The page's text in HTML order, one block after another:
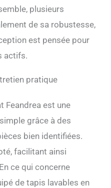
en machine [Stable
Doté de pieds
et d’un kit anti-
ce griffoir est
même sur un sol
irrégulier. Fixé
de sécurité pour vous
oranges qui
les chats, cette
de jeu pour chats est
livrée avec 2
blancs de
plusieurs
de sa robustesse,
est pensée pour
actifs.
pratique
Feandrea est une
grâce à des
bien identifiées.
facilitant ainsi
ce qui concerne
de tapis lavables en